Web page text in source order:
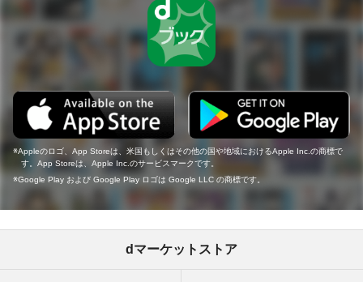
Appleのロゴ、App Storeは、米国もしくはその他の国や地域におけるApple Inc.の商標で
す。App Storeは、Apple Inc.のサービスマークです。
Google Play および Google Play ロゴは Google LLC の商標です。
dマーケットストア